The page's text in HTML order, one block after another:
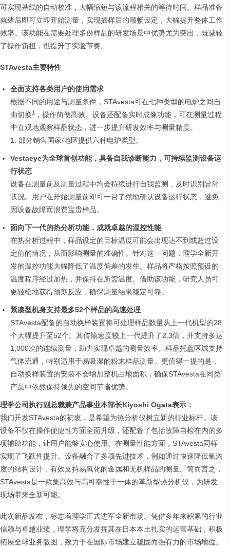
可实现基线的自动校准，大幅缩短与该流程相关的等待时间。样品准备
就绪后即可立即开始测量，实现插样后的顺畅设定，大幅提升整体工作
效率。该功能在需要处理多份样品的研发场景中优势尤为突出，既减轻
了操作负担，也提升了实验节奏。
STAvesta主要特性
全面支持各类用户的使用需求
根据不同的用途与测量条件，STAvesta可在七种类型的电炉之间自
由切换1
，操作简便高效。设备还配备实时成像功能，可在测量过程
中直观地观察样品状态，进一步提升研发效率与测量精度。
1. 部分销售国家/地区提供六种电炉类型。
Vestaeye为全球首创功能，具备自我诊断能力，可持续监测设备运
行状态
设备在测量前及测量过程中均会持续进行自我监测，及时识别异常
状况。用户在开始测量前即可一目了然地确认设备运行状态，避免
因设备故障而浪费宝贵样品。
面向下一代的热分析功能，成就卓越的温控性能
在热分析过程中，样品设定的目标温度可能会出现达不到或超过设
定值的情况，从而影响测量的准确性。针对这一问题，理学全新开
发的温控功能大幅降低了温度偏差的发生。样品将严格按照预设的
温度程序经过加热，并保持在所需温度。借助该功能，研究人员可
更轻松地获得预期反应，确保测量结果稳定可靠。
紧凑型机身支持最多52个样品的高速处理
STAvesta配备的自动换样装置将可处理样品数量从上一代机型的28
个大幅提升至52个。其传输速度较上一代提升了2.3倍，并支持多达
1,000次的连续测量，助力实现卓越的测量效率。样品托盘区域支持
气体流通，特别适用于易吸湿的粉末样品测量。更值得一提的是，
自动换样装置的安装不会增加整机占地面积，确保STAvesta在同类
产品中依然保持领先的空间节省优势。
理学公司执行副总裁兼产品事业本部长Kiyoshi Ogata表示：
我们开发STAvesta的初衷，是希望为热分析仪树立新的行业标杆。该
设备不仅在操作便捷性方面全面升级，还配备了包括故障自检在内的多
项辅助功能，让用户能够安心使用。在测量性能方面，STAvesta同样
实现了飞跃性提升。设备融合了多项先进技术，例如通过快速降低氧浓
度的结构设计，有效支持易氧化的金属和无机样品的测量。简而言之，
STAvesta是一款集高效与高可靠性于一体的革新型热分析仪，为研发
现场带来全新可能。
此次新品发布，标志着理学正式进军全新市场。凭借多年来积累的行业
信赖与卓越业绩，理学将充分发挥其在日本本土扎实的运营基础，积极
拓展全球业务版图，致力于在国际市场建立稳固而强有力的市场地位。